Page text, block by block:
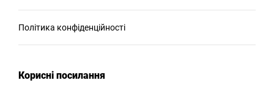
Політика конфіденційності
Корисні посилання